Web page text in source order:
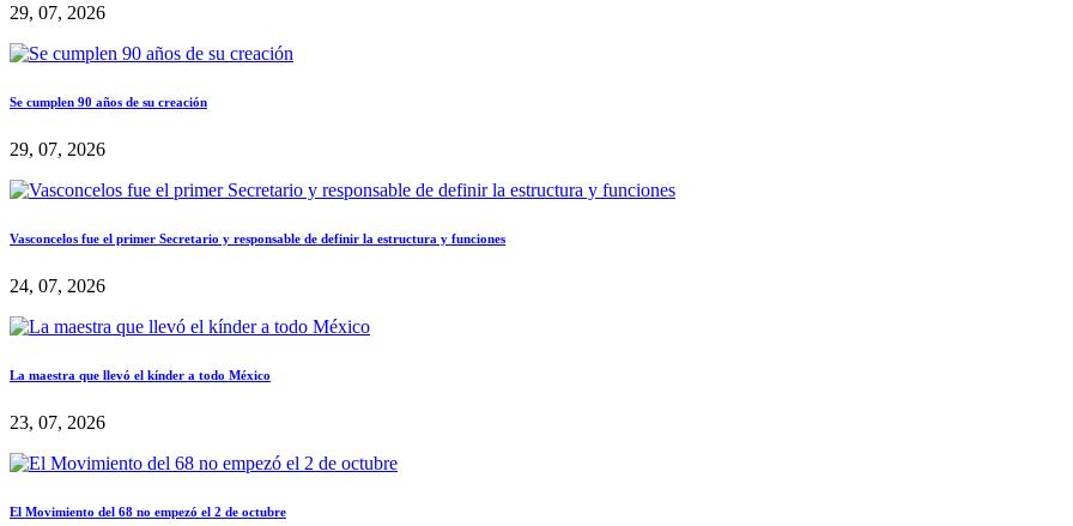
29, 07, 2026
Se cumplen 90 años de su creación
29, 07, 2026
Vasconcelos fue el primer Secretario y responsable de definir la estructura y funciones
24, 07, 2026
La maestra que llevó el kínder a todo México
23, 07, 2026
El Movimiento del 68 no empezó el 2 de octubre